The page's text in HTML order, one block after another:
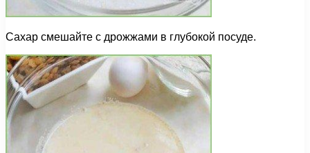
Сахар смешайте с дрожжами в глубокой посуде.